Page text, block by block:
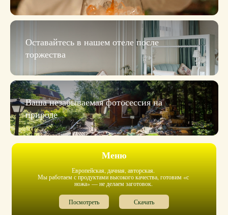
Оставайтесь в нашем отеле после
торжества
Ваша незабываемая фотосессия на
природе
Европейская, дачная, авторская.
Мы работаем с продуктами высокого качества, готовим «с
ножа» — не делаем заготовок.
Меню
Скачать
Посмотреть